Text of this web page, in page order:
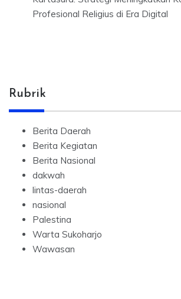
Profesional Religius di Era Digital
Rubrik
Berita Daerah
Berita Kegiatan
Berita Nasional
dakwah
lintas-daerah
nasional
Palestina
Warta Sukoharjo
Wawasan